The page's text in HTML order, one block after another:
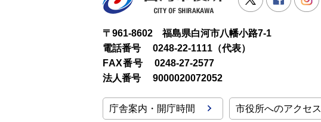
〒961-8602 福島県白河市八幡小路7-1
電話番号
0248-22-1111（代表）
FAX番号
0248-27-2577
法人番号
9000020072052
庁舎案内・開庁時間 市役所へのアクセス